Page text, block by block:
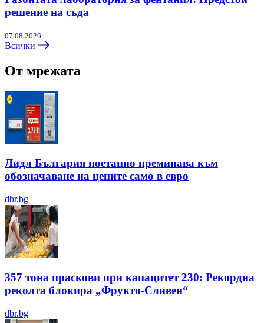
решение на съда
07.08.2026
Всички
От мрежата
Лидл България поетапно преминава към
обозначаване на цените само в евро
dbr.bg
357 тона праскови при капацитет 230: Рекордна
реколта блокира „Фрукто-Сливен“
dbr.bg